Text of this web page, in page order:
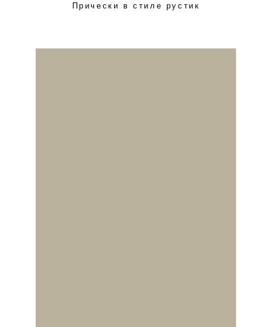
Прически в стиле рустик